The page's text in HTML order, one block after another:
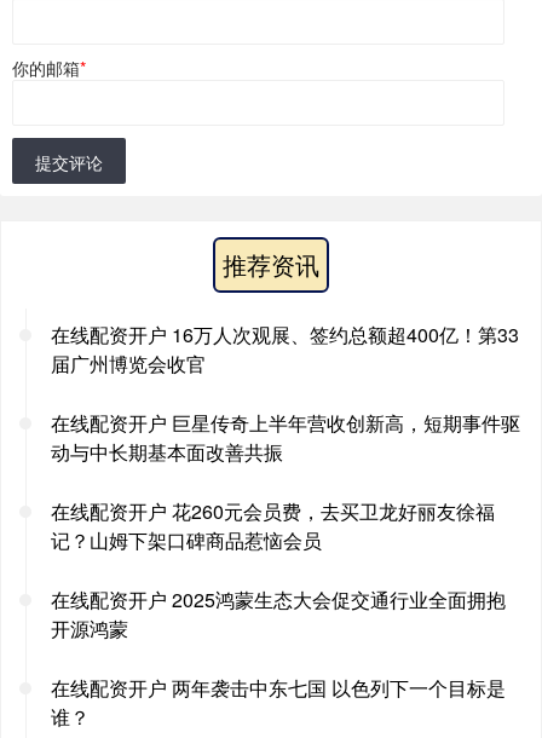
你的邮箱*
提交评论
推荐资讯
在线配资开户 16万人次观展、签约总额超400亿！第33
届广州博览会收官
在线配资开户 巨星传奇上半年营收创新高，短期事件驱
动与中长期基本面改善共振
在线配资开户 花260元会员费，去买卫龙好丽友徐福
记？山姆下架口碑商品惹恼会员
在线配资开户 2025鸿蒙生态大会促交通行业全面拥抱
开源鸿蒙
在线配资开户 两年袭击中东七国 以色列下一个目标是
谁？